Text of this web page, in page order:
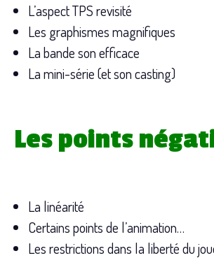
L’aspect TPS revisité
Les graphismes magnifiques
La bande son efficace
La mini-série (et son casting)
Les points
La linéarité
Certains points de l’animation…
Les restrictions dans la liberté du